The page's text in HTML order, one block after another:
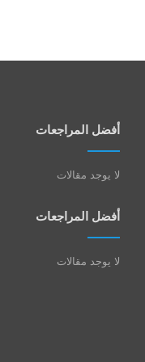
أفضل المراجعات
لا يوجد مقالات
أفضل المراجعات
لا يوجد مقالات